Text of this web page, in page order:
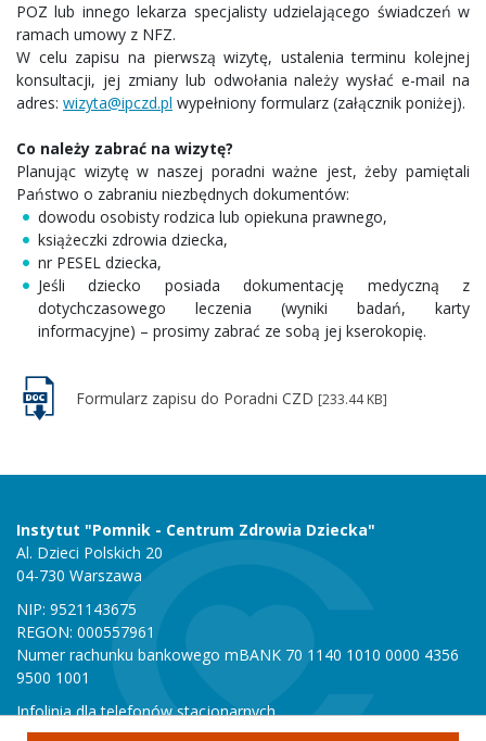
POZ lub innego lekarza specjalisty udzielającego świadczeń w
ramach umowy z NFZ.
W celu zapisu na pierwszą wizytę, ustalenia terminu kolejnej
konsultacji, jej zmiany lub odwołania należy wysłać e-mail na
adres: wizyta@ipczd.pl wypełniony formularz (załącznik poniżej).
Co należy zabrać na wizytę?
Planując wizytę w naszej poradni ważne jest, żeby pamiętali
Państwo o zabraniu niezbędnych dokumentów:
dowodu osobisty rodzica lub opiekuna prawnego,
książeczki zdrowia dziecka,
nr PESEL dziecka,
Jeśli dziecko posiada dokumentację medyczną z
dotychczasowego leczenia (wyniki badań, karty
informacyjne) – prosimy zabrać ze sobą jej kserokopię.
Formularz zapisu do Poradni CZD [233.44 KB]
Instytut "Pomnik - Centrum Zdrowia Dziecka"
Al. Dzieci Polskich 20
04-730 Warszawa
NIP: 9521143675
REGON: 000557961
Numer rachunku bankowego mBANK 70 1140 1010 0000 4356
9500 1001
Infolinia dla telefonów stacjonarnych
801 051 000